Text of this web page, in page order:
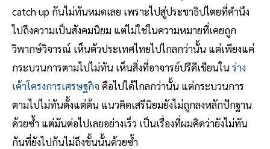
catch up กันไม่ทันหมดเลย เพราะไปสู่ประชาธิปไตยที่คำนึง
ไปถึงความเป็นสังคมนิยม แต่ไม่ใช่ในความหมายที่เคยถูก
วิพากษ์วิจารณ์ เห็นตัวประเทศไทยไปไกลกว่านั้น แต่เพียงแค่
กระบวนการตามไปไม่ทัน เห็นสิ่งที่อาจารย์ปรีดีเขียนในร่าง
เค้าโครงการเศรษฐกิจ คือไปได้ไกลกว่านั้น แต่กระบวนการ
ตามไปไม่ทันตั้งแต่ต้น แนวคิดเสรีนิยมยังไม่ถูกลงหลักปักฐาน
ด้วยซ้ำ แต่มันต่อไปเลยอย่างเร็ว เป็นเรื่องที่ผมคิดว่ายังไม่ทัน
กันที่ยังไปกันไม่ถึงขั้นนั้นด้วยซ้ำ